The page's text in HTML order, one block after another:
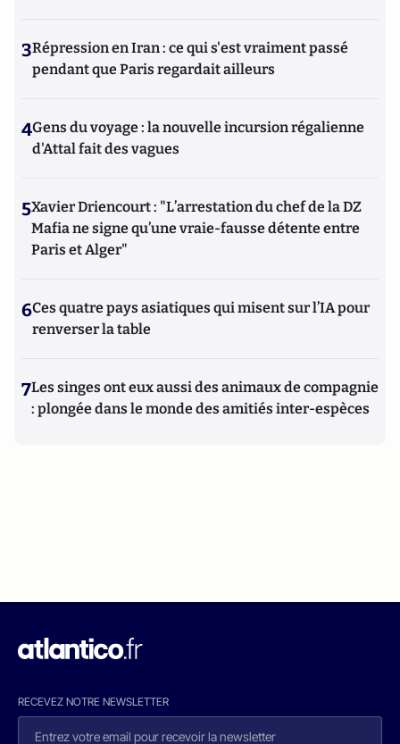
3Répression en Iran : ce qui s'est vraiment passé
pendant que Paris regardait ailleurs
4Gens du voyage : la nouvelle incursion régalienne
d'Attal fait des vagues
5Xavier Driencourt : "L’arrestation du chef de la DZ
Mafia ne signe qu’une vraie-fausse détente entre
Paris et Alger"
6Ces quatre pays asiatiques qui misent sur l’IA pour
renverser la table
7Les singes ont eux aussi des animaux de compagnie
: plongée dans le monde des amitiés inter-espèces
RECEVEZ NOTRE NEWSLETTER